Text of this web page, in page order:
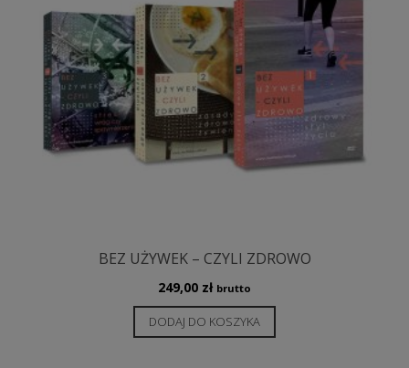
BEZ UŻYWEK – CZYLI ZDROWO
249,00 zł brutto
DODAJ DO KOSZYKA